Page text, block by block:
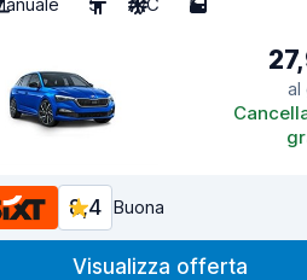
al
8,4 Buona
Visualizza offerta